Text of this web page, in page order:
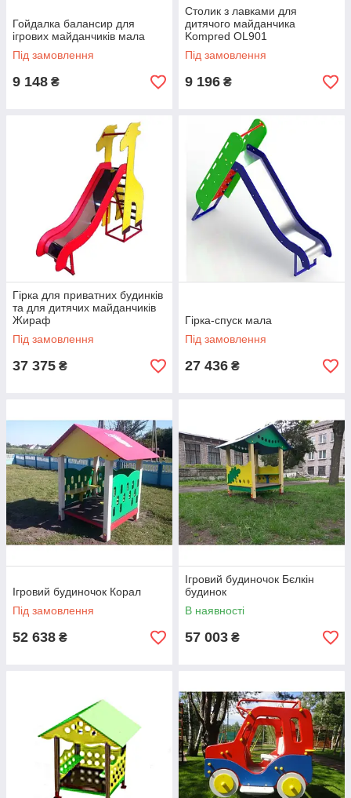
Гойдалка балансир для
ігрових майданчиків мала
Під замовлення
9 148 ₴
Столик з лавками для
дитячого майданчика
Kompred OL901
Під замовлення
9 196 ₴
Гірка для приватних будинків
та для дитячих майданчиків
Жираф
Під замовлення
37 375 ₴
Гірка-спуск мала
Під замовлення
27 436 ₴
Ігровий будиночок Корал
Під замовлення
52 638 ₴
Ігровий будиночок Бєлкін
будинок
В наявності
57 003 ₴